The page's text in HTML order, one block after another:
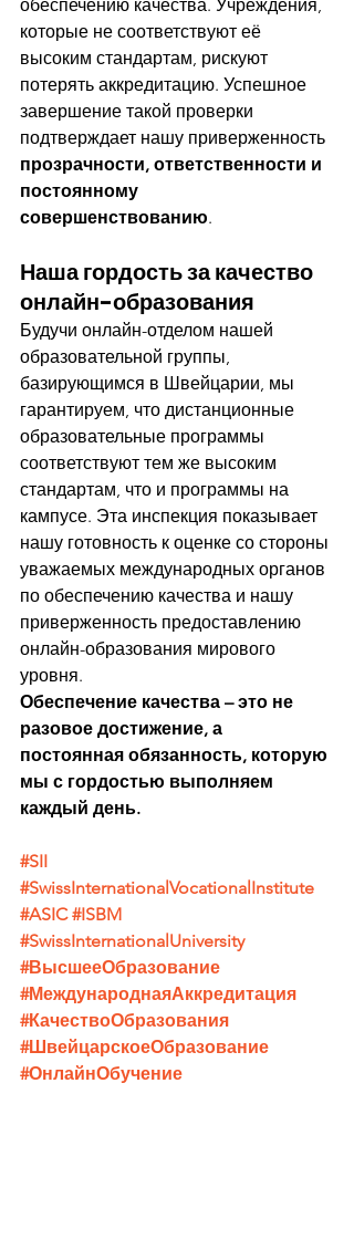
обеспечению качества. Учреждения,
которые не соответствуют её
высоким стандартам, рискуют
потерять аккредитацию. Успешное
завершение такой проверки
подтверждает нашу приверженность
прозрачности, ответственности и
постоянному
совершенствованию.
Наша гордость за качество
онлайн-образования
Будучи онлайн-отделом нашей
образовательной группы,
базирующимся в Швейцарии, мы
гарантируем, что дистанционные
образовательные программы
соответствуют тем же высоким
стандартам, что и программы на
кампусе. Эта инспекция показывает
нашу готовность к оценке со стороны
уважаемых международных органов
по обеспечению качества и нашу
приверженность предоставлению
онлайн-образования мирового
уровня.
Обеспечение качества – это не
разовое достижение, а
постоянная обязанность, которую
мы с гордостью выполняем
каждый день.
#SII
#SwissInternationalVocationalInstitute
#ASIC #ISBM
#SwissInternationalUniversity
#ВысшееОбразование
#МеждународнаяАккредитация
#КачествоОбразования
#ШвейцарскоеОбразование
#ОнлайнОбучение